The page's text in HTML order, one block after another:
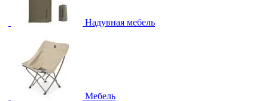
Надувная мебель
Мебель